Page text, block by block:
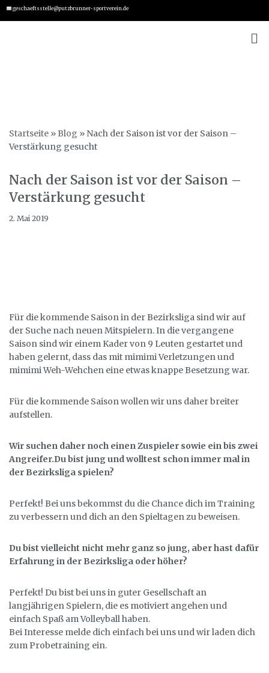
geschaeftsstelle@putzbrunner-sportverein.de
Startseite » Blog » Nach der Saison ist vor der Saison –
Verstärkung gesucht
Nach der Saison ist vor der Saison –
Verstärkung gesucht
2. Mai 2019
Für die kommende Saison in der Bezirksliga sind wir auf
der Suche nach neuen Mitspielern. In die vergangene
Saison sind wir einem Kader von 9 Leuten gestartet und
haben gelernt, dass das mit mimimi Verletzungen und
mimimi Weh-Wehchen eine etwas knappe Besetzung war.
Für die kommende Saison wollen wir uns daher breiter
aufstellen.
Wir suchen daher noch einen Zuspieler sowie ein bis zwei
Angreifer.Du bist jung und wolltest schon immer mal in
der Bezirksliga spielen?
Perfekt! Bei uns bekommst du die Chance dich im Training
zu verbessern und dich an den Spieltagen zu beweisen.
Du bist vielleicht nicht mehr ganz so jung, aber hast dafür
Erfahrung in der Bezirksliga oder höher?
Perfekt! Du bist bei uns in guter Gesellschaft an
langjährigen Spielern, die es motiviert angehen und
einfach Spaß am Volleyball haben.
Bei Interesse melde dich einfach bei uns und wir laden dich
zum Probetraining ein.